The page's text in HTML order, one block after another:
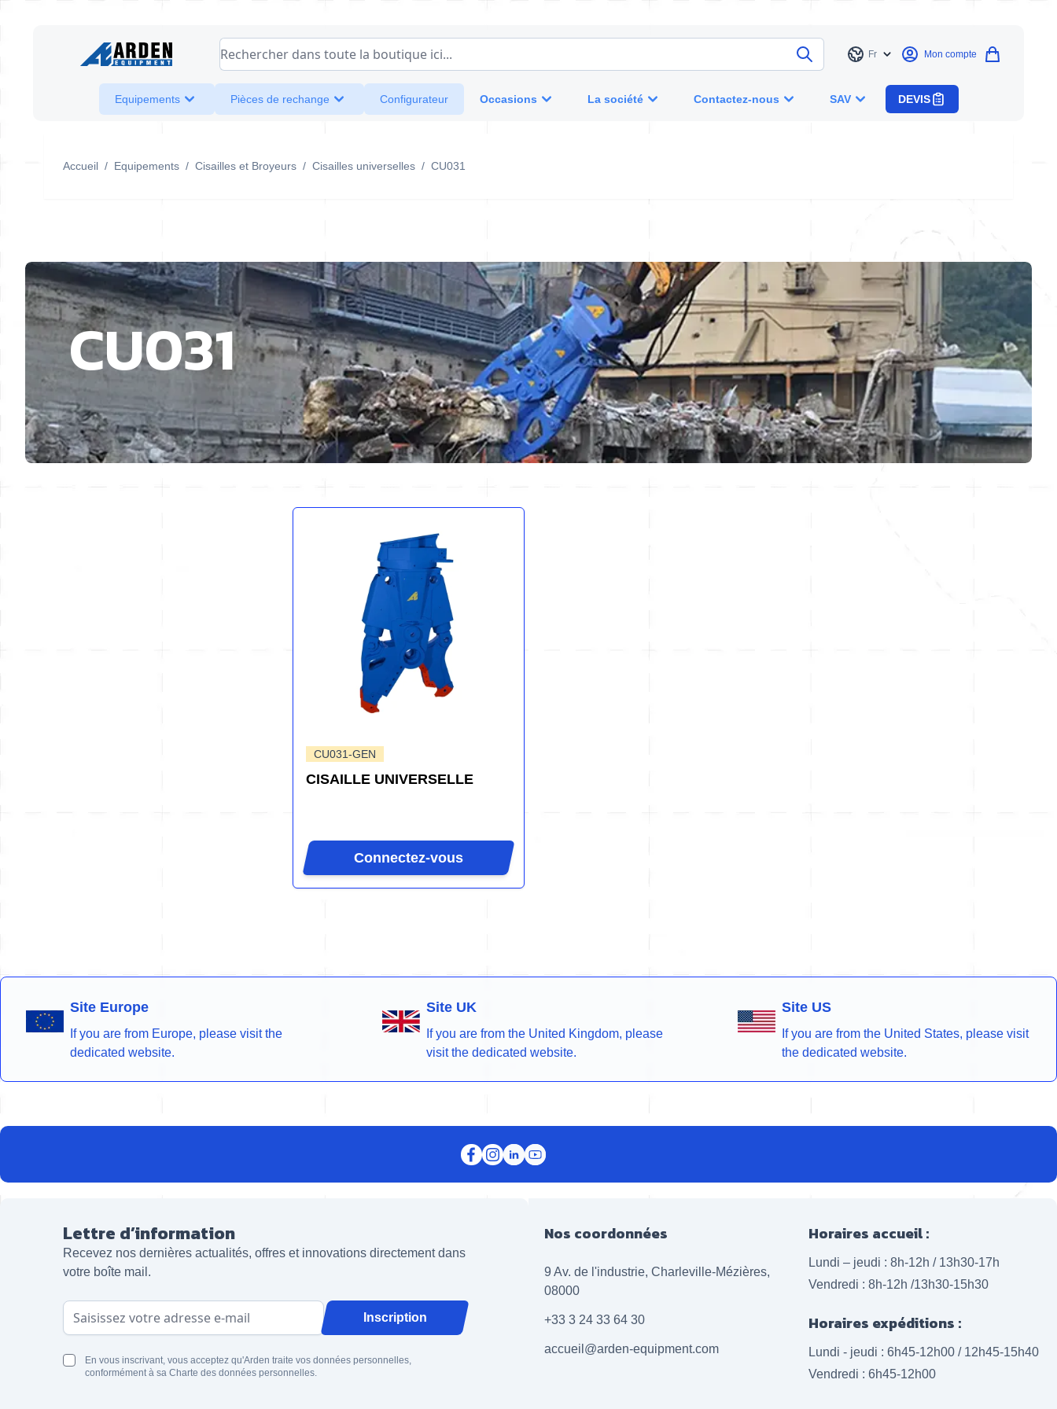
Rechercher dans toute la boutique ici...
Langue
Fr Mon compte
Equipements Pièces de rechange Configurateur Occasions La société Contactez-nous SAV DEVIS
Accueil / Equipements / Cisailles et Broyeurs / Cisailles universelles / CU031
CU031
CU031-GEN
CISAILLE UNIVERSELLE
Connectez-vous
Site Europe
If you are from Europe, please visit the
dedicated website.
Site UK
If you are from the United Kingdom, please
visit the dedicated website.
Site US
If you are from the United States, please visit
the dedicated website.
Lettre d’information
Recevez nos dernières actualités, offres et innovations directement dans
votre boîte mail.
Adresse email Inscription
En vous inscrivant, vous acceptez qu'Arden traite vos données personnelles,
conformément à sa Charte des données personnelles.
Nos coordonnées
9 Av. de l'industrie, Charleville-Mézières,
08000
+33 3 24 33 64 30
accueil@arden-equipment.com
Horaires accueil :
Lundi – jeudi : 8h-12h / 13h30-17h
Vendredi : 8h-12h /13h30-15h30
Horaires expéditions :
Lundi - jeudi : 6h45-12h00 / 12h45-15h40
Vendredi : 6h45-12h00